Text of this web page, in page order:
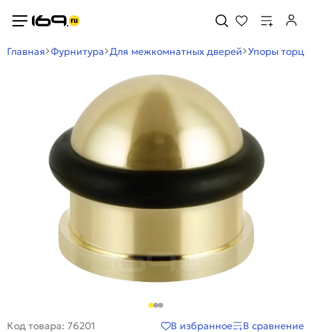
Главная Фурнитура Для межкомнатных дверей Упоры
Код товара: 76201 В избранное
В сравнение